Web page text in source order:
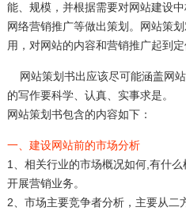
能、规模，并根据需要对网站建设
网络营销推广等做出策划。网站策
用，对网站的内容和营销推广起到定
网站策划书出应该尽可能涵盖网
的写作要科学、认真、实事求是。
网站策划书包含的内容如下：
一、建设网站前的市场分析
1、相关行业的市场概况如何,有什
开展营销业务。
2、市场主要竞争者分析，主要从二